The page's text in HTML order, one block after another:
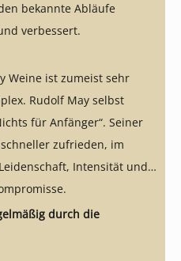
bekannte Abläufe
verbessert.
Weine ist zumeist sehr
Rudolf May selbst
für Anfänger“. Seiner
zufrieden, im
Intensität und
durch die